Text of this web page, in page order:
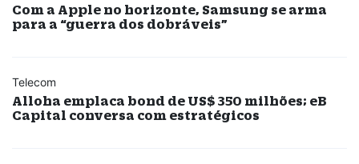
Com a Apple no horizonte, Samsung se arma
para a “guerra dos dobráveis”
Telecom
Alloha emplaca bond de US$ 350 milhões; eB
Capital conversa com estratégicos